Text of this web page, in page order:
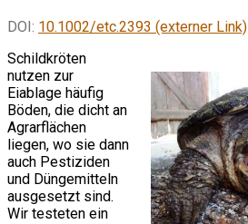
DOI: 10.1002/etc.2393 (externer Link)
Schildkröten
nutzen zur
Eiablage häufig
Böden, die dicht an
Agrarflächen
liegen, wo sie dann
auch Pestiziden
und Düngemitteln
ausgesetzt sind.
Wir testeten ein